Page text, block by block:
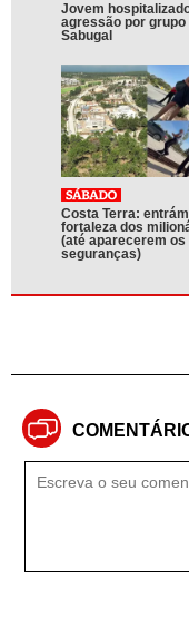
Jovem
agressão por grupo
Sabugal
Costa Terra:
fortaleza dos
(até aparecerem os
seguranças)